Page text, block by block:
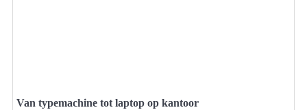
Van typemachine tot laptop op kantoor